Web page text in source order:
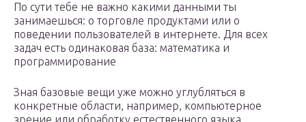
По сути тебе не важно какими данными ты
занимаешься: о торговле продуктами или о
поведении пользователей в интернете. Для всех
задач есть одинаковая база: математика и
программирование
Зная базовые вещи уже можно углубляться в
конкретные области, например, компьютерное
зрение или обработку естественного языка.